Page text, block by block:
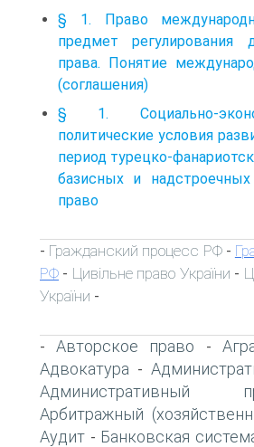
§ 1. Право
предмет регулирования
права. Понятие
(соглашения)
§ 1. Социально-
политические условия
период турецко-
базисных и
право
- Гражданский процесс РФ-
РФ - Цивільне право України -
України -
-Авторское право -
Адвокатура -
Административный
Арбитражный
Аудит - Банковская